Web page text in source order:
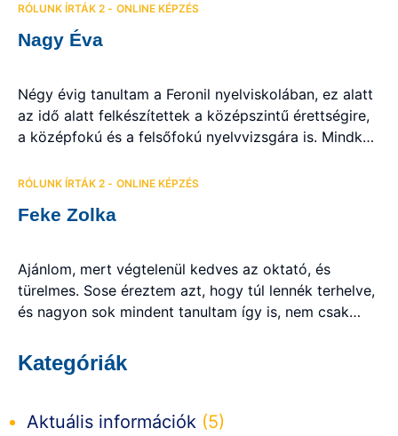
idősebb korosztályok számára is tökéletes választás,
ha nyelvvizsgára, érettségire, szakmai vizsgára
szeretnének felkészülni, esetleg az iskolai angol órák
vagy akár külföldi munkához való […]
RÓLUNK ÍRTÁK 2 - ONLINE KÉPZÉS
Nagy Éva
Négy évig tanultam a Feronil nyelviskolában, ez alatt
az idő alatt felkészítettek a középszintű érettségire,
a középfokú és a felsőfokú nyelvvizsgára is. Mindkét
biztos vagyok benne, hogy mindez nélkülük nem
online formában is voltak óráim, és elmondhatom,
RÓLUNK ÍRTÁK 2 - ONLINE KÉPZÉS
Feke Zolka
Ajánlom, mert végtelenül kedves az oktató, és
türelmes. Sose éreztem azt, hogy túl lennék terhelve,
és nagyon sok mindent tanultam így is, nem csak
elkezdtem online angolozni az iskolával, sose
gondoltam volna, hogy a jövőben felsőfokú
tudom a nyelviskolát mindenkinek, aki angolul […]
Kategóriák
Aktuális információk (5)